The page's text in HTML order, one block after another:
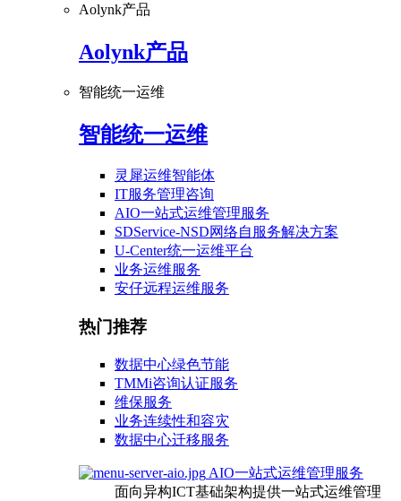
Aolynk产品
Aolynk产品
智能统一运维
智能统一运维
灵犀运维智能体
IT服务管理咨询
AIO一站式运维管理服务
SDService-NSD网络自服务解决方案
U-Center统一运维平台
业务运维服务
安仔远程运维服务
热门推荐
数据中心绿色节能
TMMi咨询认证服务
维保服务
业务连续性和容灾
数据中心迁移服务
AIO一站式运维管理服务
面向异构ICT基础架构提供一站式运维管理